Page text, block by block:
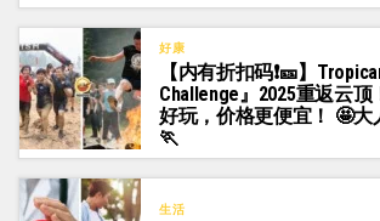
好康
【内有折扣码❗🎫】
Challenge』2025重返云
好玩，价格更便宜！ 🤩大
🏃‍
生活